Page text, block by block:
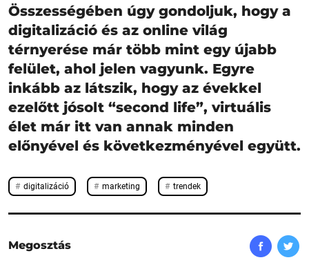
Összességében úgy gondoljuk, hogy a
digitalizáció és az online világ
térnyerése már több mint egy újabb
felület, ahol jelen vagyunk. Egyre
inkább az látszik, hogy az évekkel
ezelőtt jósolt “second life”, virtuális
élet már itt van annak minden
előnyével és következményével együtt.
digitalizáció marketing trendek
Megosztás